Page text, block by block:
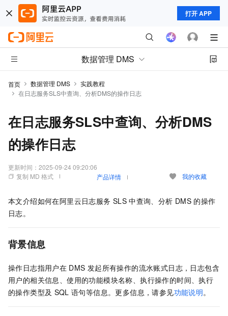
打开 APP
数据管理 DMS
首页 数据管理 DMS
实践教程
在日志服务SLS中查询、分析DMS的操作日志
在日志服务SLS中查询、分析DMS
的操作日志
更新时间： 2025-09-24 09:20:06
复制 MD 格式
产品详情 我的收藏
本文介绍如何在阿里云日志服务 SLS 中查询、分析 DMS 的操作
日志。
背景信息
操作日志指用户在 DMS 发起所有操作的流水账式日志，日志包含
用户的相关信息、使用的功能模块名称、执行操作的时间、执行
的操作类型及 SQL 语句等信息。更多信息，请参见功能说明。